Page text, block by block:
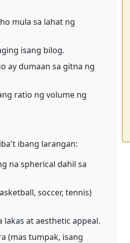
mula sa lahat ng
isang bilog.
ay dumaan sa gitna ng
ratio ng volume ng
ibang larangan:
na spherical dahil sa
soccer, tennis)
at aesthetic appeal.
(mas tumpak, isang